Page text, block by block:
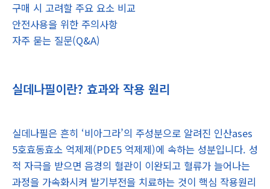
구매 시 고려할 주요 요소 비교
안전사용을 위한 주의사항
자주 묻는 질문(Q&A)
실데나필이란? 효과와 작용 원리
실데나필은 흔히 ‘비아그라’의 주성분으로 알려진 인산ases
5호효동효소 억제제(PDE5 억제제)에 속하는 성분입니다. 성
적 자극을 받으면 음경의 혈관이 이완되고 혈류가 늘어나는
과정을 가속화시켜 발기부전을 치료하는 것이 핵심 작용원리